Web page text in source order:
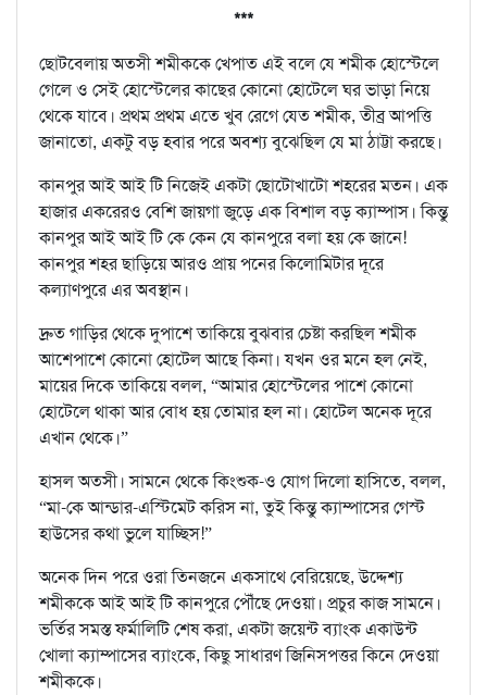
***
ছোটবেলায় অতসী শমীককে খেপাত এই বলে যে শমীক হোস্টেলে
গেলে ও সেই হোস্টেলের কাছের কোনো হোটেলে ঘর ভাড়া নিয়ে
থেকে যাবে। প্রথম প্রথম এতে খুব রেগে যেত শমীক, তীব্র আপত্তি
জানাতো, একটু বড় হবার পরে অবশ্য বুঝেছিল যে মা ঠাট্টা করছে।
কানপুর আই আই টি নিজেই একটা ছোটোখাটো শহরের মতন। এক
হাজার একরেরও বেশি জায়গা জুড়ে এক বিশাল বড় ক্যাম্পাস। কিন্তু
কানপুর আই আই টি কে কেন যে কানপুরে বলা হয় কে জানে!
কানপুর শহর ছাড়িয়ে আরও প্রায় পনের কিলোমিটার দূরে
কল্যাণপুরে এর অবস্থান।
দ্রুত গাড়ির থেকে দুপাশে তাকিয়ে বুঝবার চেষ্টা করছিল শমীক
আশেপাশে কোনো হোটেল আছে কিনা। যখন ওর মনে হল নেই,
মায়ের দিকে তাকিয়ে বলল, “আমার হোস্টেলের পাশে কোনো
হোটেলে থাকা আর বোধ হয় তোমার হল না। হোটেল অনেক দূরে
এখান থেকে।”
হাসল অতসী। সামনে থেকে কিংশুক-ও যোগ দিলো হাসিতে, বলল,
“মা-কে আন্ডার-এস্টিমেট করিস না, তুই কিন্তু ক্যাম্পাসের গেস্ট
হাউসের কথা ভুলে যাচ্ছিস!”
অনেক দিন পরে ওরা তিনজনে একসাথে বেরিয়েছে, উদ্দেশ্য
শমীককে আই আই টি কানপুরে পৌঁছে দেওয়া। প্রচুর কাজ সামনে।
ভর্তির সমস্ত ফর্মালিটি শেষ করা, একটা জয়েন্ট ব্যাংক একাউন্ট
খোলা ক্যাম্পাসের ব্যাংকে, কিছু সাধারণ জিনিসপত্তর কিনে দেওয়া
শমীককে।